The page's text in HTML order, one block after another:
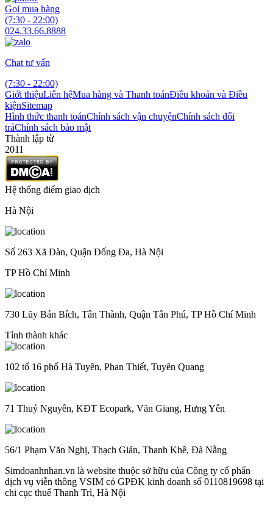
Gọi mua hàng
(7:30 - 22:00)
024.33.66.8888
Chat tư vấn
(7:30 - 22:00)
Giới thiệuLiên hệMua hàng và Thanh toánĐiều khoản và Điều
kiệnSitemap
Hình thức thanh toánChính sách vận chuyệnChính sách đổi
trảChính sách bảo mật
Thành lập từ
2011
Hệ thống điểm giao dịch
Hà Nội
Số 263 Xã Đàn, Quận Đống Đa, Hà Nội
TP Hồ Chí Minh
730 Lũy Bán Bích, Tân Thành, Quận Tân Phú, TP Hồ Chí Minh
Tỉnh thành khác
102 tổ 16 phố Hà Tuyên, Phan Thiết, Tuyên Quang
71 Thuỷ Nguyên, KĐT Ecopark, Văn Giang, Hưng Yên
56/1 Phạm Văn Nghị, Thạch Gián, Thanh Khê, Đà Nẵng
Simdoanhnhan.vn là website thuộc sở hữu của Công ty cổ phẩn
dịch vụ viễn thông VSIM có GPĐK kinh doanh số 0110819698 tại
chi cục thuế Thanh Trì, Hà Nội